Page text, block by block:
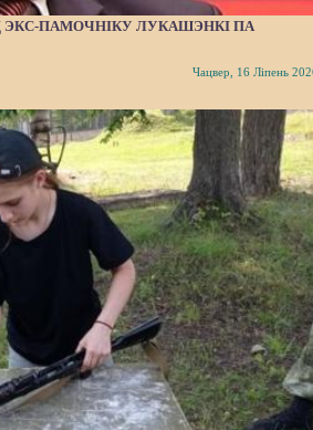
ПАМОЧНІКУ ЛУКАШЭНКІ ПА
Чацвер, 16 Ліпень